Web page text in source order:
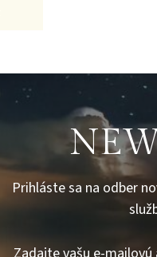
Prihláste sa na odber